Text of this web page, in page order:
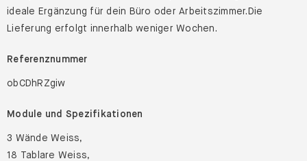
ideale Ergänzung für dein Büro oder Arbeitszimmer.Die
Lieferung erfolgt innerhalb weniger Wochen.
Referenznummer
obCDhRZgiw
Module und Spezifikationen
3 Wände Weiss,
18 Tablare Weiss,